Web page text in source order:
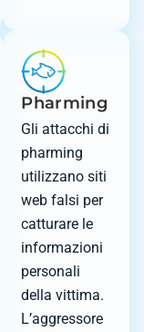
Pharming
Gli attacchi di
pharming
utilizzano siti
web falsi per
catturare le
informazioni
personali
della vittima.
L’aggressore